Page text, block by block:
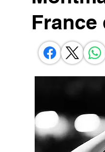
France